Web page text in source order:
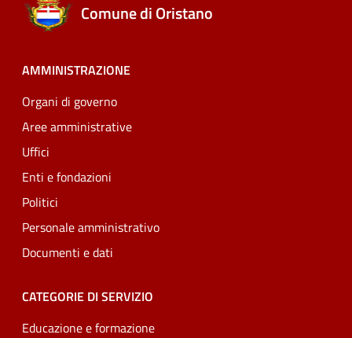
Comune di Oristano
AMMINISTRAZIONE
Organi di governo
Aree amministrative
Uffici
Enti e fondazioni
Politici
Personale amministrativo
Documenti e dati
CATEGORIE DI SERVIZIO
Educazione e formazione